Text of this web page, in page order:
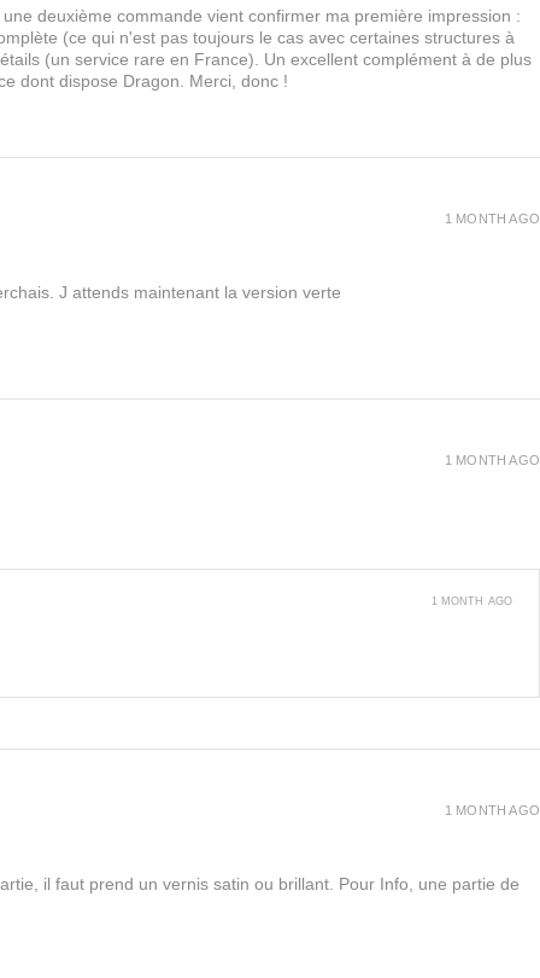
deuxième commande vient confirmer ma première impression :
(ce qui n'est pas toujours le cas avec certaines structures à
(un service rare en France). Un excellent complément à de plus
dont dispose Dragon. Merci, donc !
J attends maintenant la version verte
1 MONTH AGO
1 MONTH AGO
1 MONTH AGO
il faut prend un vernis satin ou brillant. Pour Info, une partie de
1 MONTH AGO